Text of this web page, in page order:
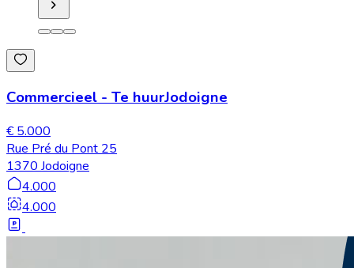
Commercieel - Te huurJodoigne
€ 5.000
Rue Pré du Pont 25
1370 Jodoigne
4.000
4.000